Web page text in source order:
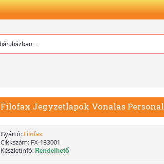
Filofax Jegyzetlapok Vonalas
Gyártó: Filofax
Cikkszám: FX-133001
Készletinfó: Rendelhető